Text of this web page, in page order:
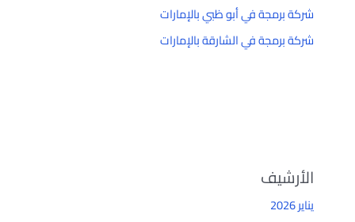
شركة برمجة في أبو ظبي بالإمارات
شركة برمجة في الشارقة بالإمارات
الأرشيف
يناير 2026